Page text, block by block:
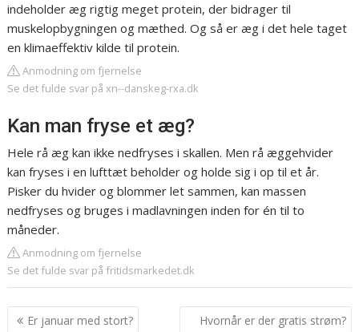
indeholder æg rigtig meget protein, der bidrager til
muskelopbygningen og mæthed. Og så er æg i det hele taget
en klimaeffektiv kilde til protein.
Anmodning om fjernelse
Se det fulde svar på xn--danskeg-rxa.dk
Kan man fryse et æg?
Hele rå æg kan ikke nedfryses i skallen. Men rå æggehvider
kan fryses i en lufttæt beholder og holde sig i op til et år.
Pisker du hvider og blommer let sammen, kan massen
nedfryses og bruges i madlavningen inden for én til to
måneder.
Anmodning om fjernelse
Se det fulde svar på fritidsmarkedet.dk
Indlægsnavigation
Er januar med stort? Hvornår er der gratis strøm?